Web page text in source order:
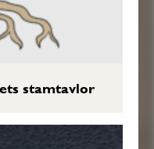
stamtavlor